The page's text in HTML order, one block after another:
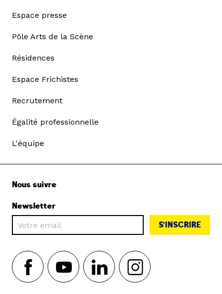
Espace presse
Pôle Arts de la Scène
Résidences
Espace Frichistes
Recrutement
Égalité professionnelle
L'équipe
Nous suivre
Newsletter
S'INSCRIRE